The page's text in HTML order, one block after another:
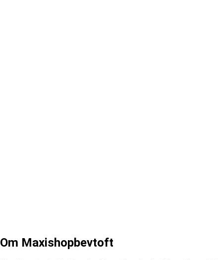
Om Maxishopbevtoft